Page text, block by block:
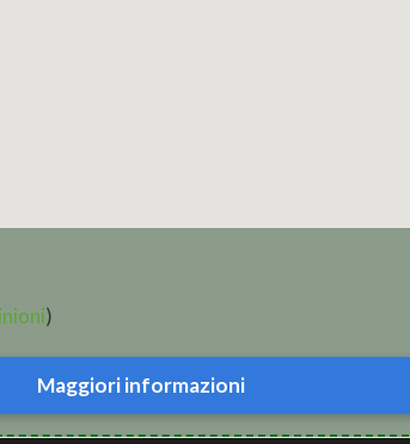
)
Maggiori informazioni